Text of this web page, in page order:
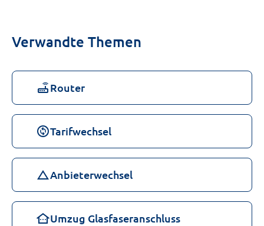
Verwandte Themen
routerRouter
change_circleTarifwechsel
change_historyAnbieterwechsel
other_housesUmzug Glasfaseranschluss